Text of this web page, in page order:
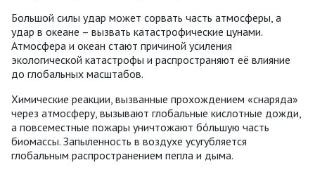
Большой силы удар может сорвать часть атмосферы, а
удар в океане – вызвать катастрофические цунами.
Атмосфера и океан стают причиной усиления
экологической катастрофы и распространяют её влияние
до глобальных масштабов.
Химические реакции, вызванные прохождением «снаряда»
через атмосферу, вызывают глобальные кислотные дожди,
а повсеместные пожары уничтожают бóльшую часть
биомассы. Запыленность в воздухе усугубляется
глобальным распространением пепла и дыма.